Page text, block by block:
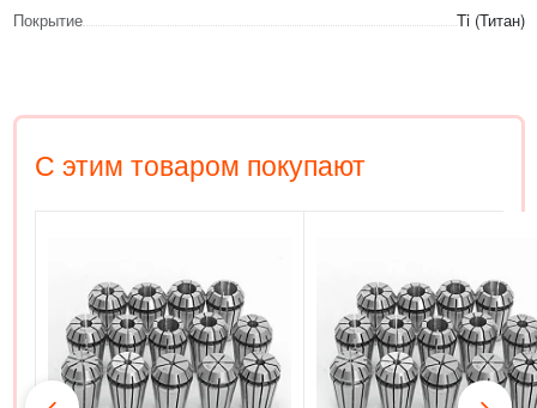
Покрытие
Ti (Титан)
С этим товаром покупают